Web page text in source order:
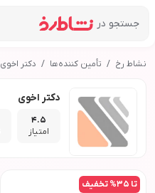
جستجو در
نشاط رخ تأمین کننده‌ها دکتر اخوی
دکتر اخوی
4.5
امتیاز
تا 35% تخفیف